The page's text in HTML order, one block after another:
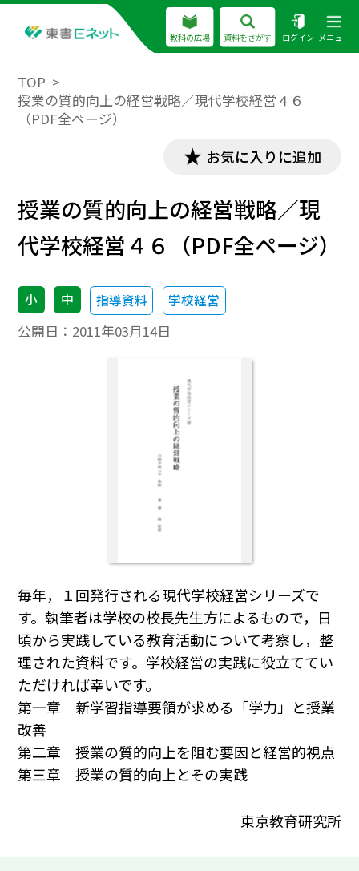
教科の広場 資料をさがす ログイン メニュー
TOP
授業の質的向上の経営戦略／現代学校経営４６
（PDF全ページ）
お気に入りに追加
授業の質的向上の経営戦略／現
代学校経営４６（PDF全ページ）
小 中 指導資料 学校経営
公開日： 2011年03月14日
毎年，１回発行される現代学校経営シリーズで
す。執筆者は学校の校長先生方によるもので，日
頃から実践している教育活動について考察し，整
理された資料です。学校経営の実践に役立ててい
ただければ幸いです。
第一章 新学習指導要領が求める「学力」と授業
改善
第二章 授業の質的向上を阻む要因と経営的視点
第三章 授業の質的向上とその実践
東京教育研究所